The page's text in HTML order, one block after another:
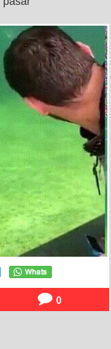
0